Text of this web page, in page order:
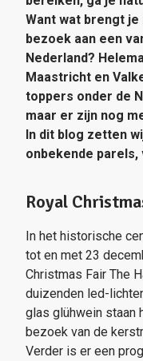
Want wat brengt
bezoek aan een
Nederland?
Maastricht en
toppers onder de
maar er zijn nog
In dit blog zetten
onbekende
Royal
In het historische
tot en met 23
Christmas Fair The
duizenden led-
glas glühwein staan
bezoek van de
Verder is er een